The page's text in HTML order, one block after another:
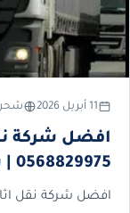
11 أبريل 2026 شحن
افضل شركة
0568829975 | شحن عفش سريع وآمن
افضل شركة نقل